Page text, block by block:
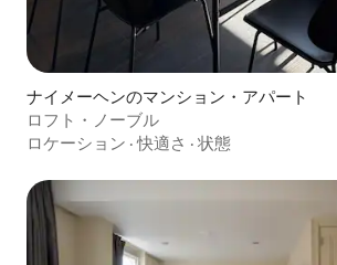
ナイメーヘンのマンション・アパート
ロフト・ノーブル
ロケーション ·快適さ · 状態